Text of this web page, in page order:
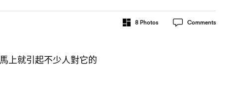
8Photos Comments
馬上就引起不少人對它的